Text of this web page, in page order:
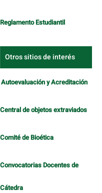
Reglamento Estudiantil
Otros sitios de interés
Autoevaluación y Acreditación
Central de objetos extraviados
Comité de Bioética
Convocatorias Docentes de
Cátedra